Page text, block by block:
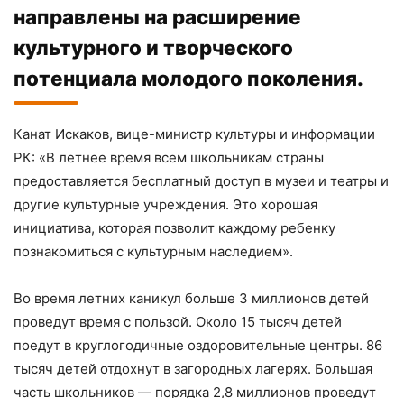
направлены на расширение
культурного и творческого
потенциала молодого поколения.
Канат Искаков, вице-министр культуры и информации
РК: «В летнее время всем школьникам страны
предоставляется бесплатный доступ в музеи и театры и
другие культурные учреждения. Это хорошая
инициатива, которая позволит каждому ребенку
познакомиться с культурным наследием».
Во время летних каникул больше 3 миллионов детей
проведут время с пользой. Около 15 тысяч детей
поедут в круглогодичные оздоровительные центры. 86
тысяч детей отдохнут в загородных лагерях. Большая
часть школьников — порядка 2,8 миллионов проведут